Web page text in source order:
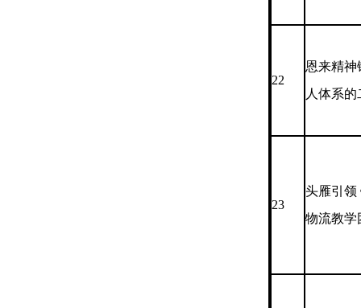
22
恩来精神
人体系
23
头雁引领
物流教